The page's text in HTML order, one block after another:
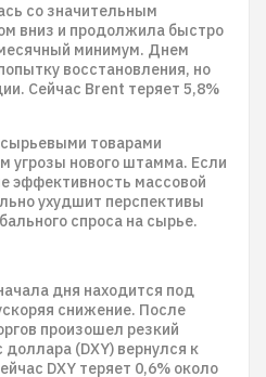
со значительным
вниз и продолжила быстро
минимум. Днем
восстановления, но
Сейчас Brent теряет 5,8%
товарами
угрозы нового штамма. Если
эффективность массовой
ухудшит перспективы
спроса на сырье.
дня находится под
снижение. После
произошел резкий
(DXY) вернулся к
DXY теряет 0,6% около